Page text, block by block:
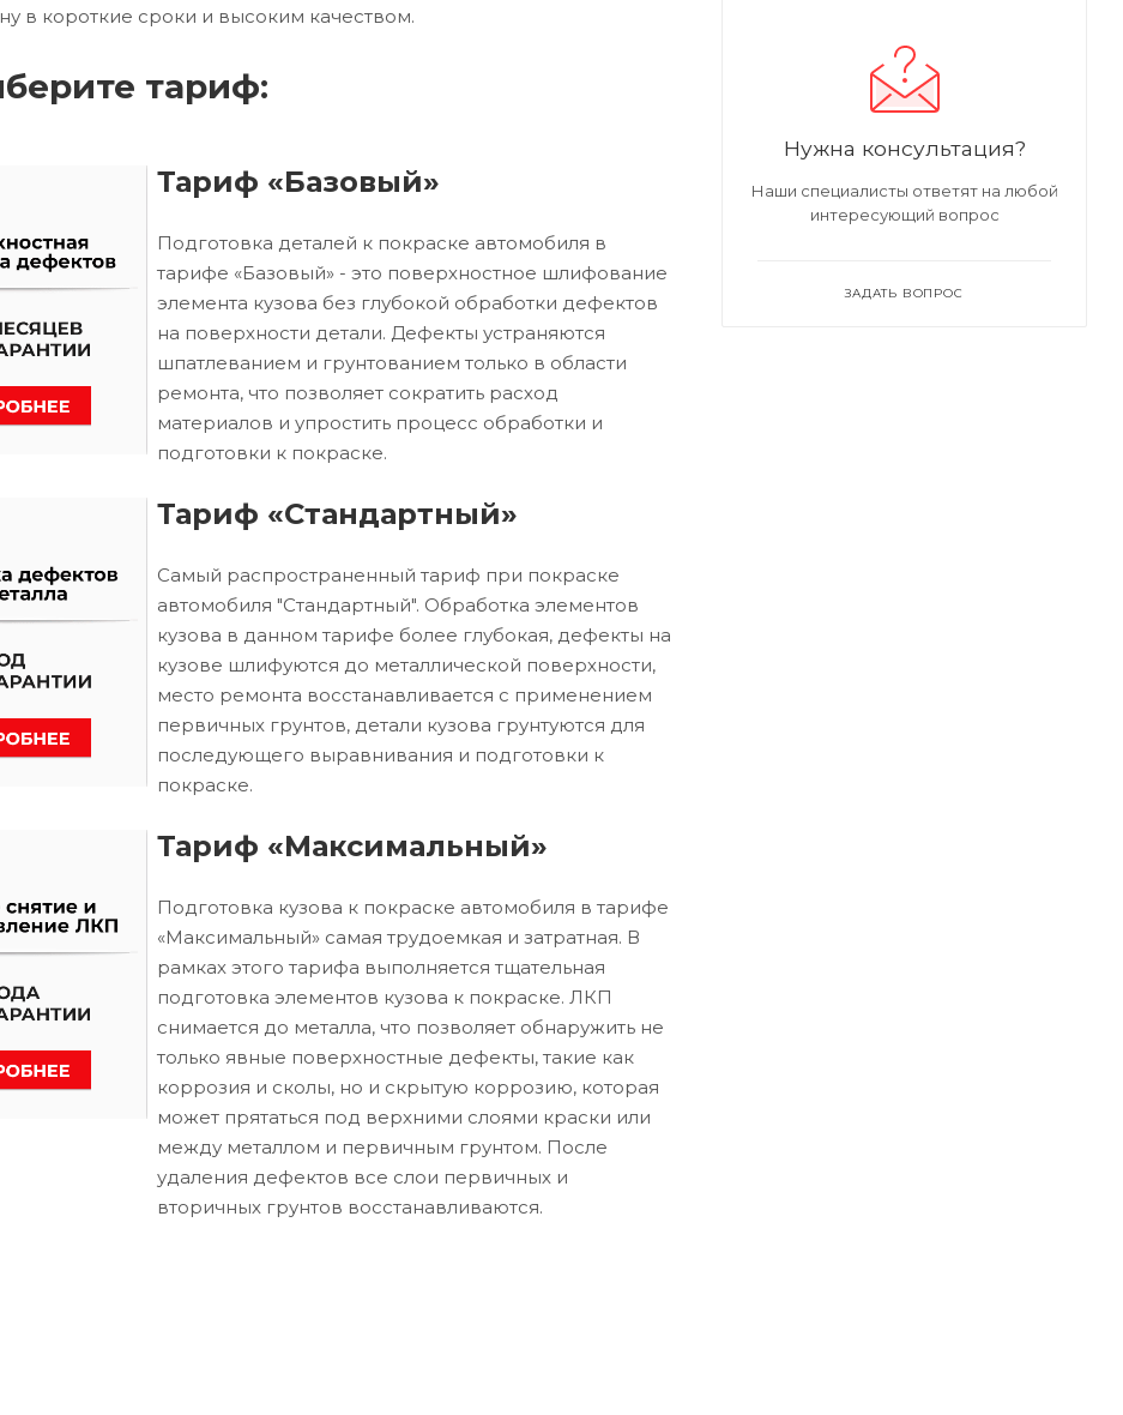
в короткие сроки и высоким качеством.
тариф:
Тариф «Базовый»
Подготовка деталей к покраске автомобиля в
тарифе «Базовый» - это поверхностное шлифование
элемента кузова без глубокой обработки дефектов
на поверхности детали. Дефекты устраняются
шпатлеванием и грунтованием только в области
ремонта, что позволяет сократить расход
материалов и упростить процесс обработки и
подготовки к покраске.
Тариф «Стандартный»
Самый распространенный тариф при покраске
автомобиля "Стандартный". Обработка элементов
кузова в данном тарифе более глубокая, дефекты на
кузове шлифуются до металлической поверхности,
место ремонта восстанавливается с применением
первичных грунтов, детали кузова грунтуются для
последующего выравнивания и подготовки к
покраске.
Тариф «Максимальный»
Подготовка кузова к покраске автомобиля в тарифе
«Максимальный» самая трудоемкая и затратная. В
рамках этого тарифа выполняется тщательная
подготовка элементов кузова к покраске. ЛКП
снимается до металла, что позволяет обнаружить не
только явные поверхностные дефекты, такие как
коррозия и сколы, но и скрытую коррозию, которая
может прятаться под верхними слоями краски или
между металлом и первичным грунтом. После
удаления дефектов все слои первичных и
вторичных грунтов восстанавливаются.
Нужна консультация?
Наши специалисты ответят на любой
интересующий вопрос
ЗАДАТЬ ВОПРОС